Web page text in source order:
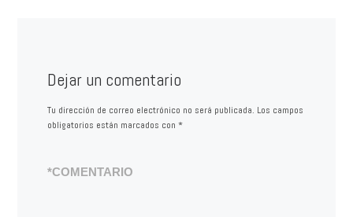
Dejar un comentario
Tu dirección de correo electrónico no será publicada. Los campos
obligatorios están marcados con *
COMENTARIO
*